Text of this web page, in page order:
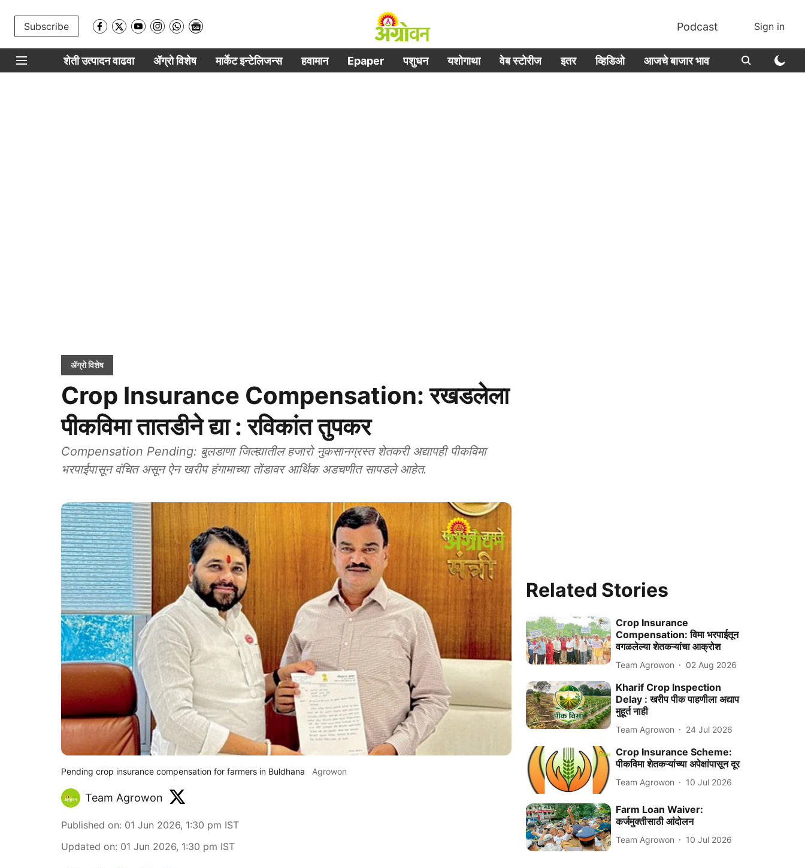
Subscribe Podcast Sign in
शेती उत्पादन वाढवा ॲग्रो विशेष मार्केट इन्टेलिजन्स हवामान Epaper पशुधन यशोगाथा वेब स्टोरीज इतर व्हिडिओ आजचे बाजार भाव
ॲग्रो विशेष
Crop Insurance Compensation: रखडलेला
पीकविमा तातडीने द्या : रविकांत तुपकर
Compensation Pending: बुलडाणा जिल्ह्यातील हजारो नुकसानग्रस्त शेतकरी अद्यापही पीकविमा
भरपाईपासून वंचित असून ऐन खरीप हंगामाच्या तोंडावर आर्थिक अडचणीत सापडले आहेत.
Pending crop insurance compensation for farmers in Buldhana Agrowon
Team Agrowon
Published on: 01 Jun 2026, 1:30 pm IST
Updated on: 01 Jun 2026, 1:30 pm IST
Related Stories
Crop Insurance
Compensation: विमा भरपाईतून
वगळलेल्या शेतकऱ्यांचा आक्रोश
Team Agrowon 02 Aug 2026
Kharif Crop Inspection
Delay : खरीप पीक पाहणीला अद्याप
मुहूर्त नाही
Team Agrowon 24 Jul 2026
Crop Insurance Scheme:
पीकविमा शेतकऱ्यांच्या अपेक्षांपासून दूर
Team Agrowon 10 Jul 2026
Farm Loan Waiver:
कर्जमुक्तीसाठी आंदोलन
Team Agrowon 10 Jul 2026